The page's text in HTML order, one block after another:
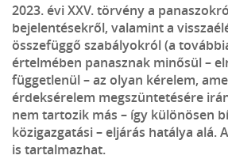
2023. évi XXV. törvény a
bejelentésekről, valamint a
összefüggő szabályokról (a
értelmében panasznak minősül –
függetlenül – az olyan kérelem,
érdeksérelem megszüntetésére
nem tartozik más – így különösen
közigazgatási – eljárás hatálya alá.
is tartalmazhat.